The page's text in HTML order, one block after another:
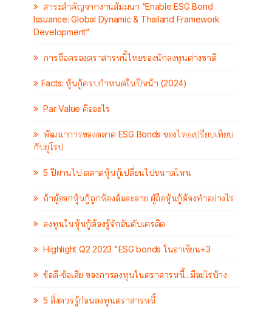
สาระสำคัญจากงานสัมมนา “Enable ESG Bond
Issuance: Global Dynamic & Thailand Framework
Development”
การถือครองตราสารหนี้ไทยของนักลงทุนต่างชาติ
Facts: หุ้นกู้ครบกำหนดในปีหน้า (2024)
Par Value คืออะไร
พัฒนาการของตลาด ESG Bonds ของไทยเปรียบเทียบ
กับยุโรป
5 ปีผ่านไป ตลาดหุ้นกู้เปลี่ยนไปขนาดไหน
ถ้าผู้ออกหุ้นกู้ถูกฟ้องล้มละลาย ผู้ถือหุ้นกู้ต้องทำอย่างไร
ลงทุนในหุ้นกู้ต้องรู้จักอันดับเครดิต
Highlight Q2 2023 "ESG bonds ในอาเซียน+3
ข้อดี-ข้อเสีย ของการลงทุนในตราสารหนี้...มีอะไรบ้าง
5 สิ่งควรรู้ก่อนลงทุนตราสารหนี้